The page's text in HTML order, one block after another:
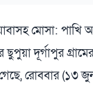
মোসা:
দূর্গাপুর
রোববার (১৩